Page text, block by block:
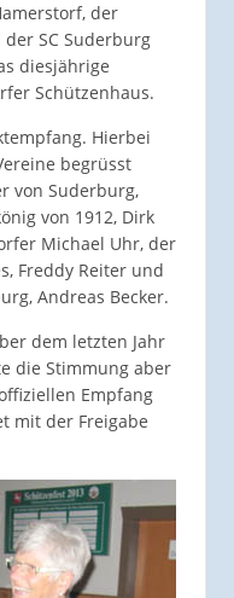
der
SC Suderburg
diesjährige
Schützenhaus.
Hierbei
begrüsst
von Suderburg,
von 1912, Dirk
Michael Uhr, der
Freddy Reiter und
Andreas Becker.
dem letzten Jahr
die Stimmung aber
Empfang
mit der Freigabe